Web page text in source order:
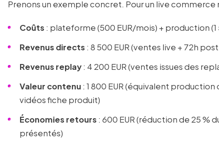
Prenons un exemple concret. Pour un live
Coûts : plateforme (500 EUR/mois) + production (1
Revenus directs : 8 500 EUR (ventes live + 72h
Revenus replay: 4 200 EUR (ventes issues des
Valeur contenu : 1 800 EUR (équivalent production
vidéos fiche produit)
Économies retours : 600 EUR (réduction de 25 %
présentés)